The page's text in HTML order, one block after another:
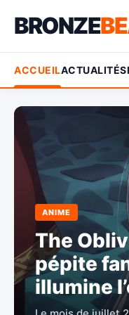
BRONZE
ACCUEILACTUALITÉS
ANIME
The
pépite
illumine